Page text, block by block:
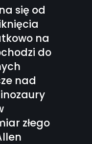
się od
na
do
nad
złego